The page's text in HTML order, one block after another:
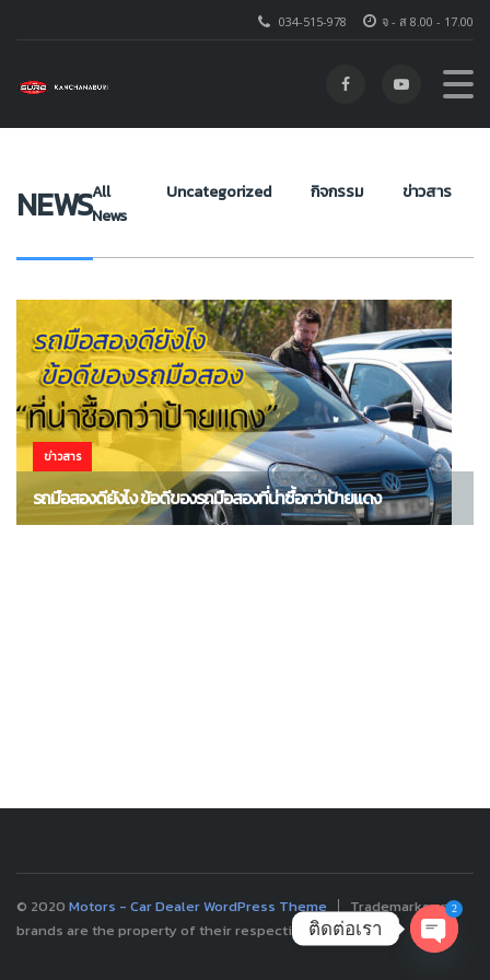
จ - ส 8.00 - 17.00
034-515-978
โตโยต้า ชัวร์ กาญจนบุรี
NEWSAll
News
Uncategorized กิจกรรม ข่าวสาร
ข่าวสาร
รถมือสองดียังไง ข้อดีของรถมือสองที่น่าซื้อกว่าป้ายแดง
© 2020 Motors - Car Dealer WordPress Theme
Trademarks and
brands are the property of their respective owners.
ติดต่อเรา
2